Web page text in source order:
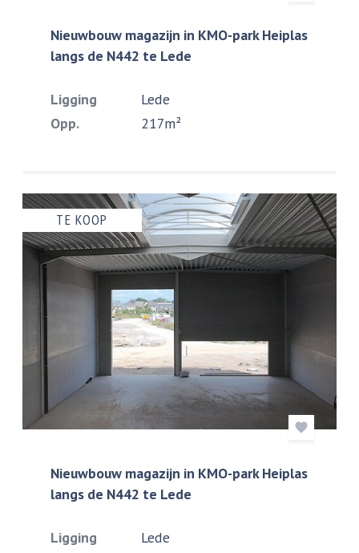
Nieuwbouw magazijn in KMO-park Heiplas
langs de N442 te Lede
Ligging
Lede
Opp.
217m²
TE KOOP
Nieuwbouw magazijn in KMO-park Heiplas
langs de N442 te Lede
Ligging
Lede